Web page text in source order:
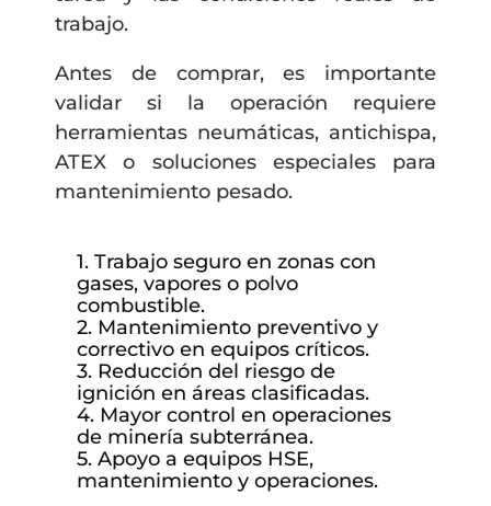
trabajo.
Antes de comprar, es importante
validar si la operación requiere
herramientas neumáticas, antichispa,
ATEX o soluciones especiales para
mantenimiento pesado.
1. Trabajo seguro en zonas con
gases, vapores o polvo
combustible.
2. Mantenimiento preventivo y
correctivo en equipos críticos.
3. Reducción del riesgo de
ignición en áreas clasificadas.
4. Mayor control en operaciones
de minería subterránea.
5. Apoyo a equipos HSE,
mantenimiento y operaciones.